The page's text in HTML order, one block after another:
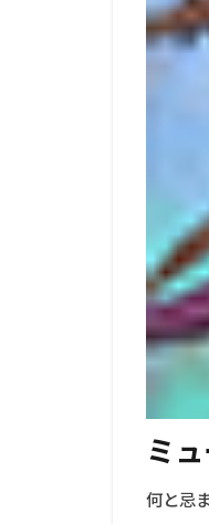
ミ
何と忌